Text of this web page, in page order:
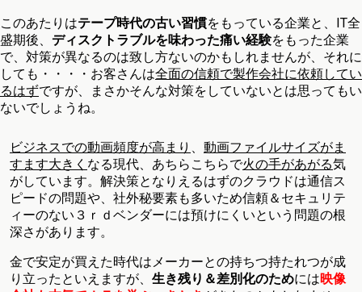
このあたりはテープ時代の古い習慣をもっている企業と、IT全
盛期後、 ディスクトラブルを味わった痛い経験をもった企業
で、対策が異なるのは致し方ないのかもしれませんが、それに
しても・・・・お客さんは全面の信頼で製作会社に依頼してい
るはずですが、まさかそんな対策をしていないとは思ってもい
ないでしょうね。
ビジネスでの動画頻度が高まり 、 動画ファイルサイズがま
すます大きく なる現代、あちらこちらで火の手があがる気
がしています。解決策となりえるはずのクラウドは通信ス
ピードの問題や、社外秘要素も多いため信頼＆セキュリテ
ィーのない３ｒｄベンダーには預けにくいという問題の根
深さがあります。
金で安定が買えた時代はメーカーとの持ちつ持たれつが成
り立ったといえますが、 生き残り＆差別化のためには映像